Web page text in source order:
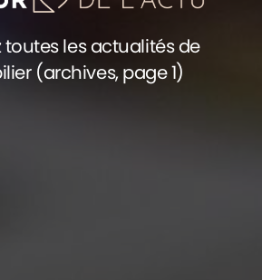
toutes les actualités de
(archives, page 1)